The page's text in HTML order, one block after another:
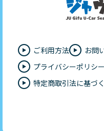
ご利用方法 お問
プライバシーポリシー
特定商取引法に基づ